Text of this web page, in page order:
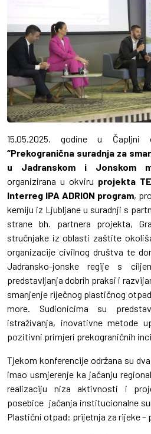
15.05.2025. godine u Čapljni
“Prekogranična suradnja za
u Jadranskom i Jonskom
organizirana u okviru projekta
Interreg IPA ADRION program,
kemiju iz Ljubljane u suradnji s
strane bh. partnera projekta,
stručnjake iz oblasti zaštite
organizacije civilnog društva te
Jadransko-jonske regije s
predstavljanja dobrih praksi i
smanjenje riječnog plastičnog
more. Sudionicima su
istraživanja, inovativne metode
pozitivni primjeri prekograničnih
Tjekom konferencije održana su
imao usmjerenje ka jačanju
realizaciju niza aktivnosti i
posebice jačanja institucionalne
Plastični otpad: prijetnja za rijeke –